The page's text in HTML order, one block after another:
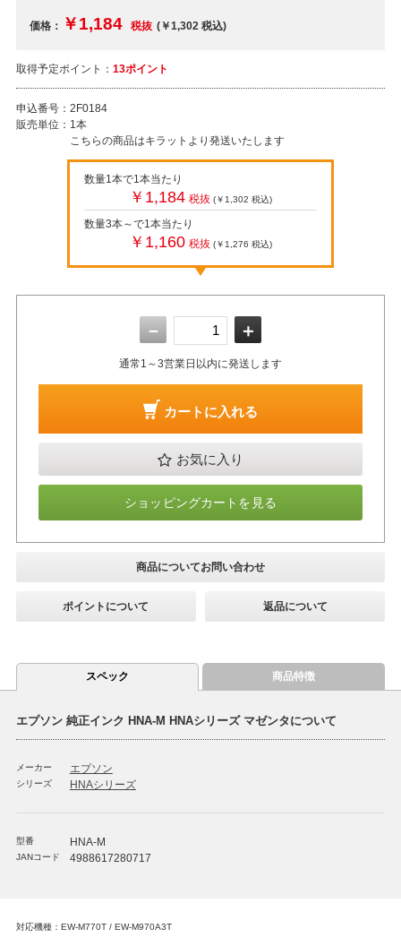
価格： ￥1,184 税抜 (￥1,302税込)
取得予定ポイント： 13ポイント
申込番号： 2F0184
販売単位： 1本
こちらの商品はキラットより発送いたします
数量1本で1本当たり
￥1,184 税抜 (￥1,302 税込)
数量3本～で1本当たり
￥1,160 税抜 (￥1,276 税込)
－ ＋
通常1～3営業日以内に発送します
カートに入れる
お気に入り
ショッピングカートを見る
商品についてお問い合わせ
ポイントについて 返品について
スペック 商品特徴
エプソン 純正インク HNA-M HNAシリーズ マゼンタについて
メーカー エプソン
シリーズ HNAシリーズ
型番 HNA-M
JANコード 4988617280717
対応機種：EW-M770T / EW-M970A3T